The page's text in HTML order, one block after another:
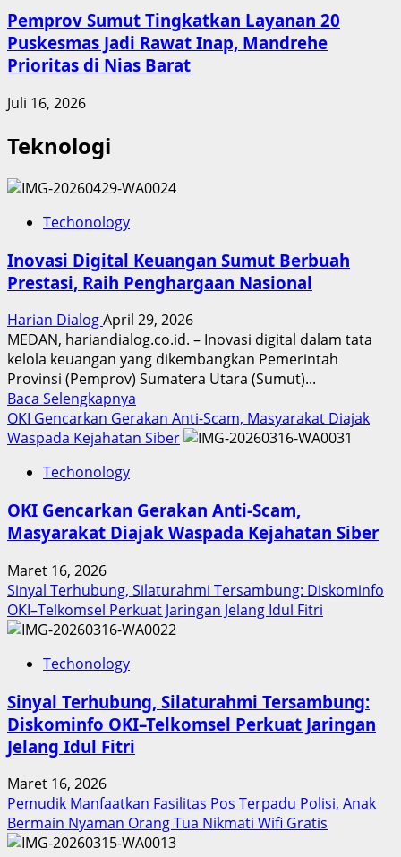
Pemprov Sumut Tingkatkan Layanan 20
Puskesmas Jadi Rawat Inap, Mandrehe
Prioritas di Nias Barat
Juli 16, 2026
Teknologi
Techonology
Inovasi Digital Keuangan Sumut Berbuah
Prestasi, Raih Penghargaan Nasional
Harian DialogApril 29, 2026
MEDAN, hariandialog.co.id. – Inovasi digital dalam tata
kelola keuangan yang dikembangkan Pemerintah
Provinsi (Pemprov) Sumatera Utara (Sumut)...
Baca Selengkapnya
more
about
Sumut
Berbuah
Penghargaan
Nasional
OKI Gencarkan Gerakan Anti-Scam, Masyarakat Diajak
Waspada Kejahatan Siber
Techonology
OKI Gencarkan Gerakan Anti-Scam,
Masyarakat Diajak Waspada Kejahatan Siber
Maret 16, 2026
Sinyal Terhubung, Silaturahmi Tersambung: Diskominfo
OKI–Telkomsel Perkuat Jaringan Jelang Idul Fitri
Techonology
Sinyal Terhubung, Silaturahmi Tersambung:
Diskominfo OKI–Telkomsel Perkuat Jaringan
Jelang Idul Fitri
Maret 16, 2026
Pemudik Manfaatkan Fasilitas Pos Terpadu Polisi, Anak
Bermain Nyaman Orang Tua Nikmati Wifi Gratis